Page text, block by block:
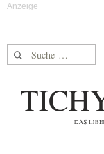
Suche nach: